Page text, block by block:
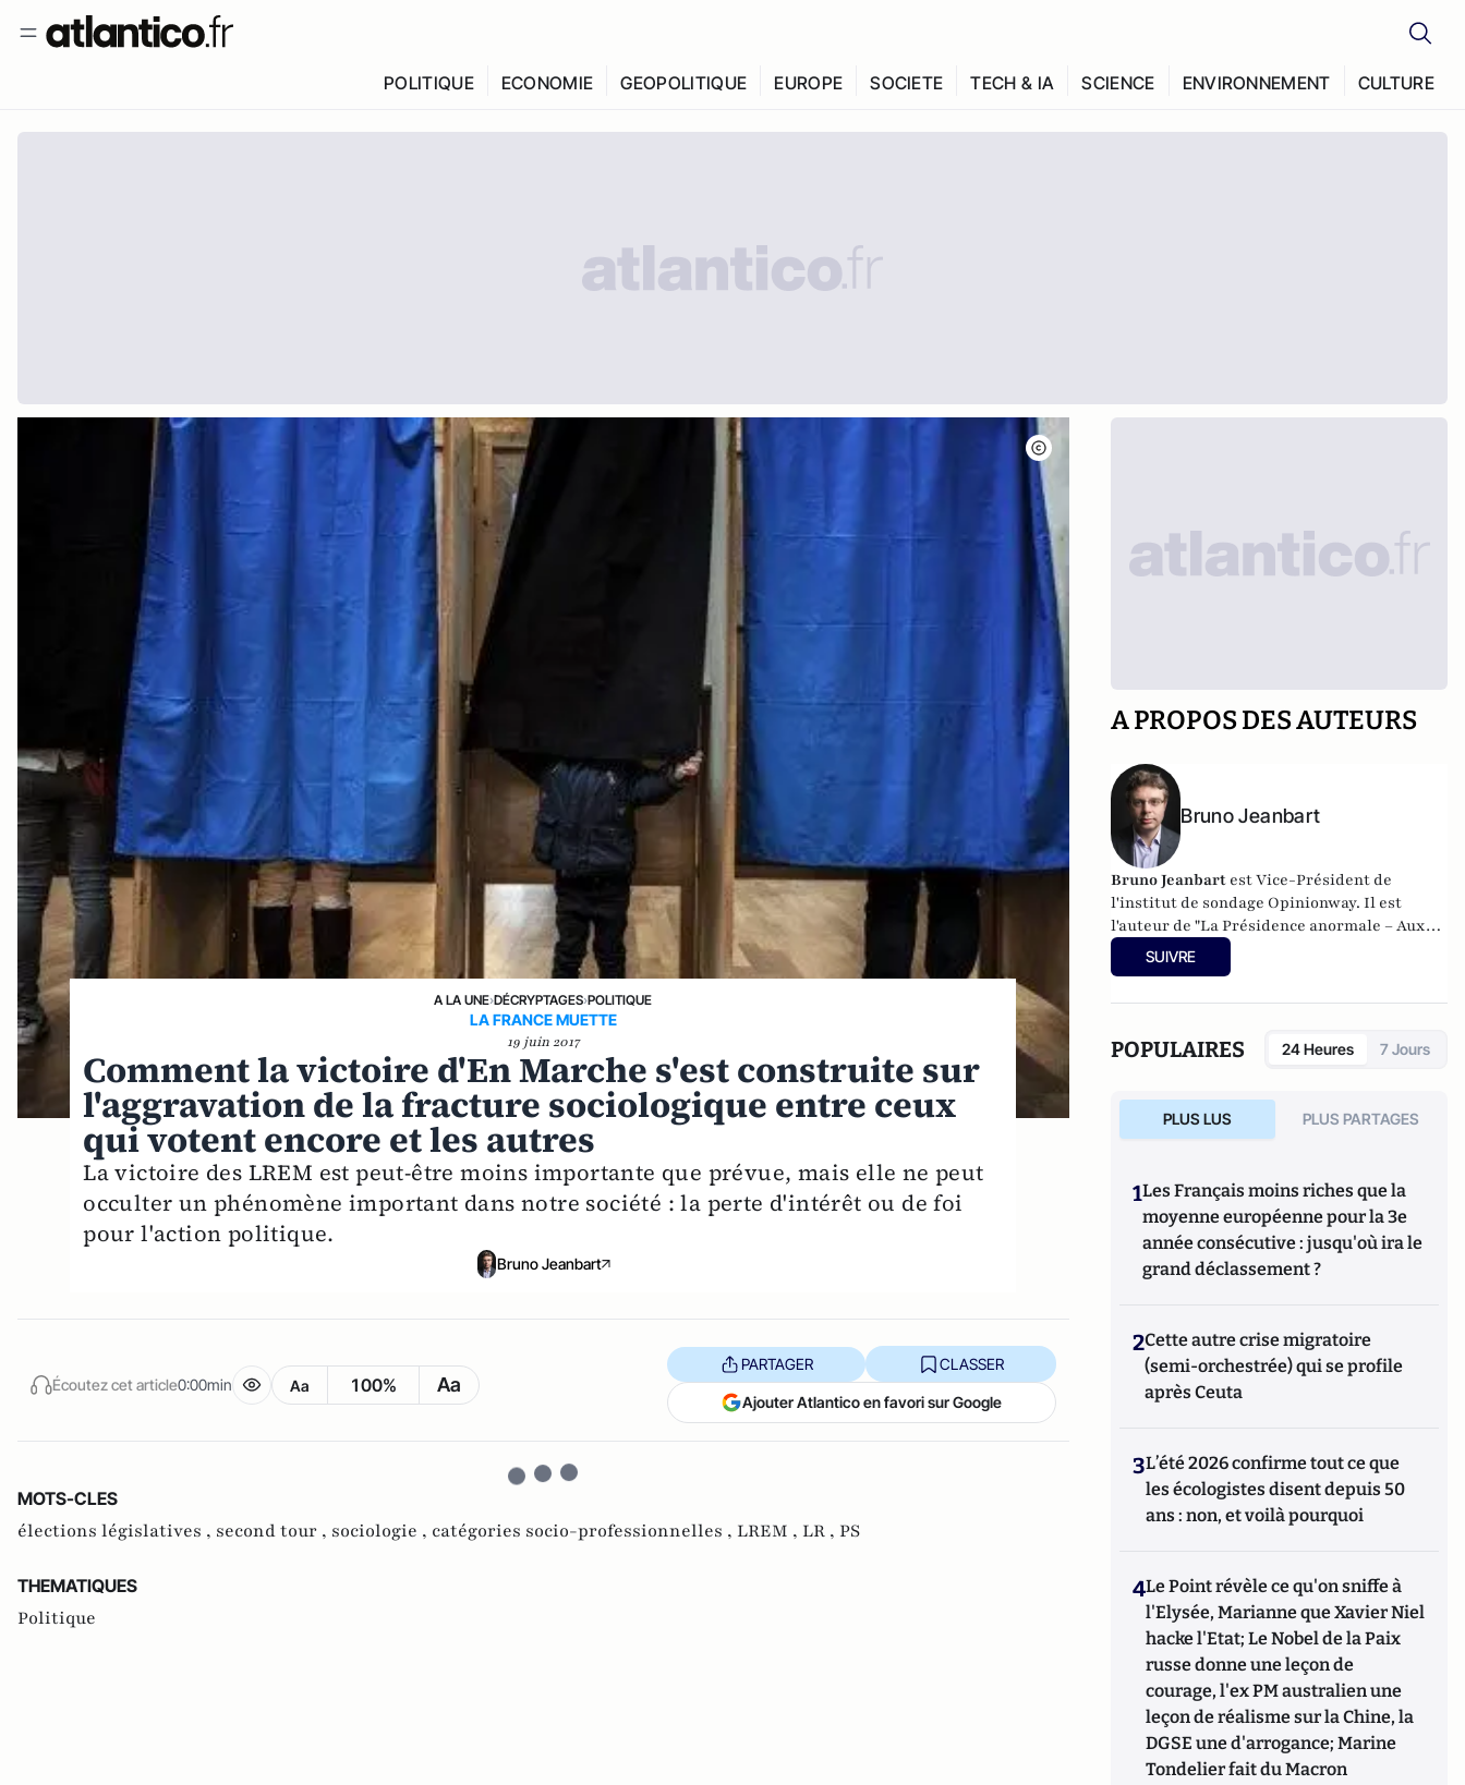
POLITIQUE ECONOMIE GEOPOLITIQUE EUROPE SOCIETE TECH & IA SCIENCE ENVIRONNEMENT CULTURE
A LA UNE›DÉCRYPTAGES›POLITIQUE
LA FRANCE MUETTE
19 juin 2017
Comment la victoire d'En Marche s'est construite sur
l'aggravation de la fracture sociologique entre ceux
qui votent encore et les autres
La victoire des LREM est peut-être moins importante que prévue, mais elle ne peut
occulter un phénomène important dans notre société : la perte d'intérêt ou de foi
pour l'action politique.
Bruno Jeanbart
Écoutez cet article0:00min Aa 100% Aa
PARTAGER CLASSER
Ajouter Atlantico en favori sur Google
MOTS-CLES
élections législatives , second tour , sociologie , catégories socio-professionnelles , LREM , LR , PS
THEMATIQUES
Politique
A PROPOS DES AUTEURS
Bruno Jeanbart
Bruno Jeanbart est Vice-Président de
l'institut de sondage Opinionway. Il est
l'auteur de "La Présidence anormale – Aux
racines de l’élection d’Emmanuel Macron",
mars 2018, éditions Cent Mille Milliards /
SUIVRE
POPULAIRES 24 Heures 7 Jours
PLUS LUS PLUS PARTAGES
1Les Français moins riches que la
moyenne européenne pour la 3e
année consécutive : jusqu'où ira le
grand déclassement ?
2Cette autre crise migratoire
(semi-orchestrée) qui se profile
après Ceuta
3L’été 2026 confirme tout ce que
les écologistes disent depuis 50
ans : non, et voilà pourquoi
4Le Point révèle ce qu'on sniffe à
l'Elysée, Marianne que Xavier Niel
hacke l'Etat; Le Nobel de la Paix
russe donne une leçon de
courage, l'ex PM australien une
leçon de réalisme sur la Chine, la
DGSE une d'arrogance; Marine
Tondelier fait du Macron